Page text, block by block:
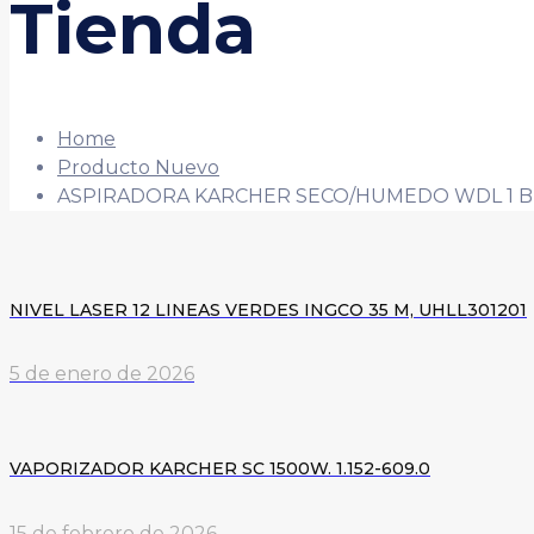
Tienda
Home
Producto Nuevo
ASPIRADORA KARCHER SECO/HUMEDO WDL 1
NIVEL LASER 12 LINEAS VERDES INGCO 35 M, UHLL301201
5 de enero de 2026
VAPORIZADOR KARCHER SC 1500W. 1.152-609.0